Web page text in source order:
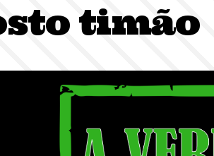
timão